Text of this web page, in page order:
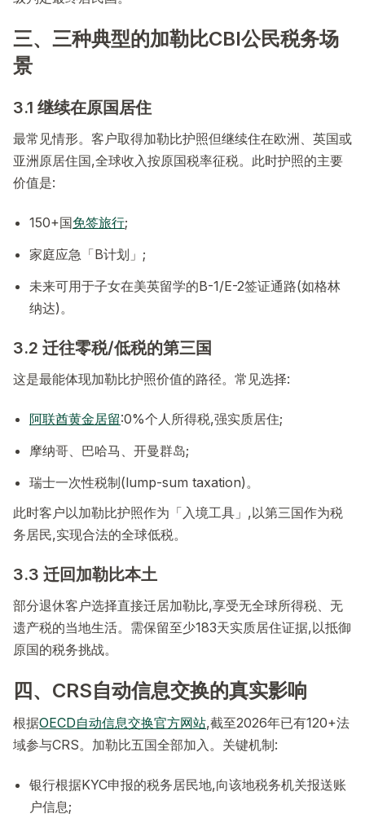
三、三种典型的加勒比CBI公民税务场
景
3.1 继续在原国居住
最常见情形。客户取得加勒比护照但继续住在欧洲、英国或
亚洲原居住国,全球收入按原国税率征税。此时护照的主要
价值是:
150+国免签旅行;
家庭应急「B计划」;
未来可用于子女在美英留学的B-1/E-2签证通路(如格林
纳达)。
3.2 迁往零税/低税的第三国
这是最能体现加勒比护照价值的路径。常见选择:
阿联酋黄金居留:0%个人所得税,强实质居住;
摩纳哥、巴哈马、开曼群岛;
瑞士一次性税制(lump-sum taxation)。
此时客户以加勒比护照作为「入境工具」,以第三国作为税
务居民,实现合法的全球低税。
3.3 迁回加勒比本土
部分退休客户选择直接迁居加勒比,享受无全球所得税、无
遗产税的当地生活。需保留至少183天实质居住证据,以抵御
原国的税务挑战。
四、CRS自动信息交换的真实影响
根据OECD自动信息交换官方网站,截至2026年已有120+法
域参与CRS。加勒比五国全部加入。关键机制:
银行根据KYC申报的税务居民地,向该地税务机关报送账
户信息;